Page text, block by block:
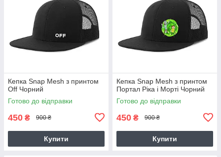
Кепка Snap Mesh з принтом
Off Чорний
Готово до відправки
450 ₴ 900 ₴
Купити
Кепка Snap Mesh з принтом
Портал Ріка і Морті Чорний
Готово до відправки
450 ₴ 900 ₴
Купити